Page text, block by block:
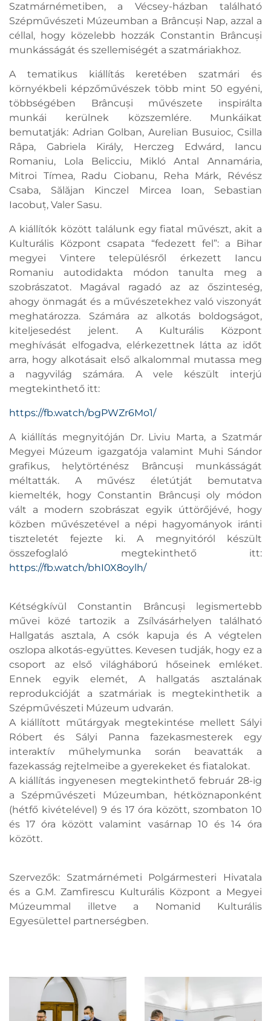
Szatmárnémetiben, a Vécsey-házban található
Szépművészeti Múzeumban a Brâncuși Nap, azzal a
céllal, hogy közelebb hozzák Constantin Brâncuși
munkásságát és szellemiségét a szatmáriakhoz.
A tematikus kiállítás keretében szatmári és
környékbeli képzőművészek több mint 50 egyéni,
többségében Brâncuși művészete inspirálta
munkái kerülnek közszemlére. Munkáikat
bemutatják: Adrian Golban, Aurelian Busuioc, Csilla
Râpa, Gabriela Király, Herczeg Edwárd, Iancu
Romaniu, Lola Belicciu, Mikló Antal Annamária,
Mitroi Tímea, Radu Ciobanu, Reha Márk, Révész
Csaba, Sălăjan Kinczel Mircea Ioan, Sebastian
Iacobuț, Valer Sasu.
A kiállítók között találunk egy fiatal művészt, akit a
Kulturális Központ csapata “fedezett fel”: a Bihar
megyei Vintere településről érkezett Iancu
Romaniu autodidakta módon tanulta meg a
szobrászatot. Magával ragadó az az őszinteség,
ahogy önmagát és a művészetekhez való viszonyát
meghatározza. Számára az alkotás boldogságot,
kiteljesedést jelent. A Kulturális Központ
meghívását elfogadva, elérkezettnek látta az időt
arra, hogy alkotásait első alkalommal mutassa meg
a nagyvilág számára. A vele készült interjú
megtekinthető itt:
https://fb.watch/bgPWZr6Mo1/
A kiállítás megnyitóján Dr. Liviu Marta, a Szatmár
Megyei Múzeum igazgatója valamint Muhi Sándor
grafikus, helytörténész Brâncuși munkásságát
méltatták. A művész életútját bemutatva
kiemelték, hogy Constantin Brâncuși oly módon
vált a modern szobrászat egyik úttörőjévé, hogy
közben művészetével a népi hagyományok iránti
tiszteletét fejezte ki. A megnyitóról készült
összefoglaló megtekinthető itt:
https://fb.watch/bhI0X8oylh/
Kétségkívül Constantin Brâncuși legismertebb
művei közé tartozik a Zsílvásárhelyen található
Hallgatás asztala, A csók kapuja és A végtelen
oszlopa alkotás-együttes. Kevesen tudják, hogy ez a
csoport az első világháború hőseinek emléket.
Ennek egyik elemét, A hallgatás asztalának
reprodukcióját a szatmáriak is megtekinthetik a
Szépművészeti Múzeum udvarán.
A kiállított műtárgyak megtekintése mellett Sályi
Róbert és Sályi Panna fazekasmesterek egy
interaktív műhelymunka során beavatták a
fazekasság rejtelmeibe a gyerekeket és fiatalokat.
A kiállítás ingyenesen megtekinthető február 28-ig
a Szépművészeti Múzeumban, hétköznaponként
(hétfő kivételével) 9 és 17 óra között, szombaton 10
és 17 óra között valamint vasárnap 10 és 14 óra
között.
Szervezők: Szatmárnémeti Polgármesteri Hivatala
és a G.M. Zamfirescu Kulturális Központ a Megyei
Múzeummal illetve a Nomanid Kulturális
Egyesülettel partnerségben.